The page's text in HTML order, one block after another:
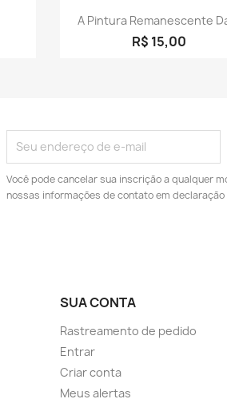
Visualização
A Pintura Remanescente
R$ 15,00
Você pode cancelar sua inscrição a qualquer
nossas informações de contato em declaração
SUA CONTA
Rastreamento de pedido
Entrar
Criar conta
Meus alertas